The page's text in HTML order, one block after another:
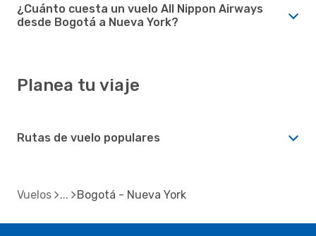
¿Cuánto cuesta un vuelo All Nippon Airways
desde Bogotá a Nueva York?
Planea tu viaje
Rutas de vuelo populares
Vuelos Bogotá - Nueva York